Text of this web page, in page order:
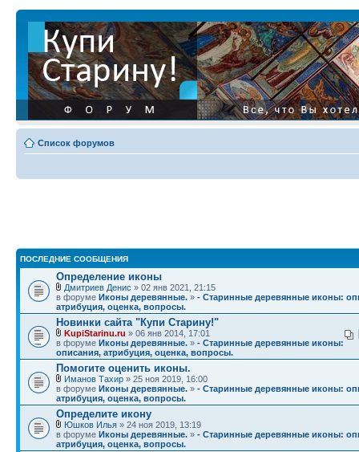
Список форумов
ПОСЛЕДНИЕ СООБЩЕНИЯ
Определение иконы
Дмитриев Денис » 02 янв 2021, 21:15
в форуме Иконы деревянные. » - Старинные деревянные иконы:
атрибуция, оценка, вопросы.
Новинки сайта "Купи Старину!"
KupiStarinu.ru » 06 янв 2014, 17:01
в форуме Иконы деревянные. » - Старинные деревянные иконы:
описания, атрибуция, оценка, вопросы.
Помогите оценить иконы.
Иманов Тахир » 25 ноя 2019, 16:00
в форуме Иконы деревянные. » - Старинные деревянные иконы:
атрибуция, оценка, вопросы.
Определите икону
Юшков Илья » 24 ноя 2019, 13:19
в форуме Иконы деревянные. » - Старинные деревянные иконы:
атрибуция, оценка, вопросы.